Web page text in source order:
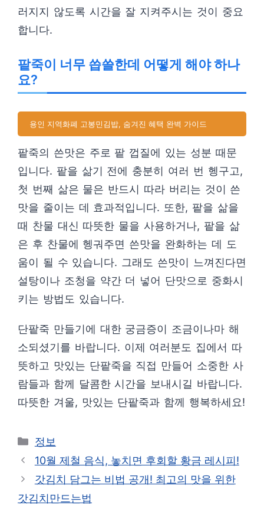
러지지 않도록 시간을 잘 지켜주시는 것이 중요
합니다.
팥죽이 너무 씁쓸한데 어떻게 해야 하나
요?
용인 지역화폐 고봉민김밥, 숨겨진 혜택 완벽 가이드
팥죽의 쓴맛은 주로 팥 껍질에 있는 성분 때문
입니다. 팥을 삶기 전에 충분히 여러 번 헹구고,
첫 번째 삶은 물은 반드시 따라 버리는 것이 쓴
맛을 줄이는 데 효과적입니다. 또한, 팥을 삶을
때 찬물 대신 따뜻한 물을 사용하거나, 팥을 삶
은 후 찬물에 헹궈주면 쓴맛을 완화하는 데 도
움이 될 수 있습니다. 그래도 쓴맛이 느껴진다면
설탕이나 조청을 약간 더 넣어 단맛으로 중화시
키는 방법도 있습니다.
단팥죽 만들기에 대한 궁금증이 조금이나마 해
소되셨기를 바랍니다. 이제 여러분도 집에서 따
뜻하고 맛있는 단팥죽을 직접 만들어 소중한 사
람들과 함께 달콤한 시간을 보내시길 바랍니다.
따뜻한 겨울, 맛있는 단팥죽과 함께 행복하세요!
카
테
리
정보
10월 제철 음식, 놓치면 후회할 황금 레시피!
갓김치 담그는 비법 공개! 최고의 맛을 위한
갓김치만드는법